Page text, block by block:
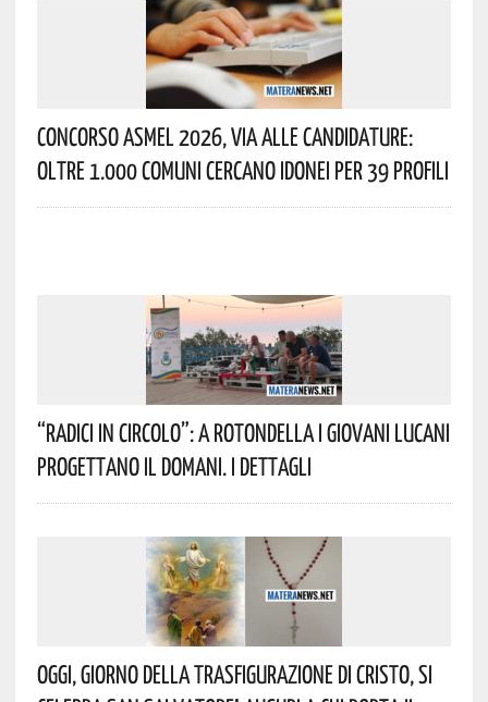
Concorso Asmel 2026, Via Alle Candidature:
Oltre 1.000 Comuni Cercano Idonei Per 39 Profili
“Radici In Circolo”: A Rotondella I Giovani Lucani
Progettano Il Domani. I Dettagli
Oggi, Giorno Della Trasfigurazione Di Cristo, Si